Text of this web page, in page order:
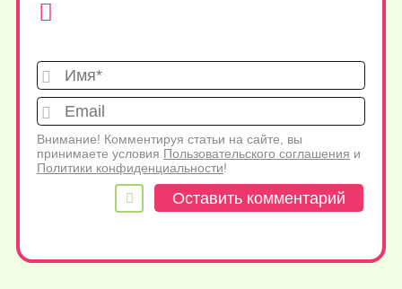
Имя*
Внимание! Комментируя статьи на сайте, вы
принимаете условия Пользовательского соглашения и
Политики конфиденциальности!